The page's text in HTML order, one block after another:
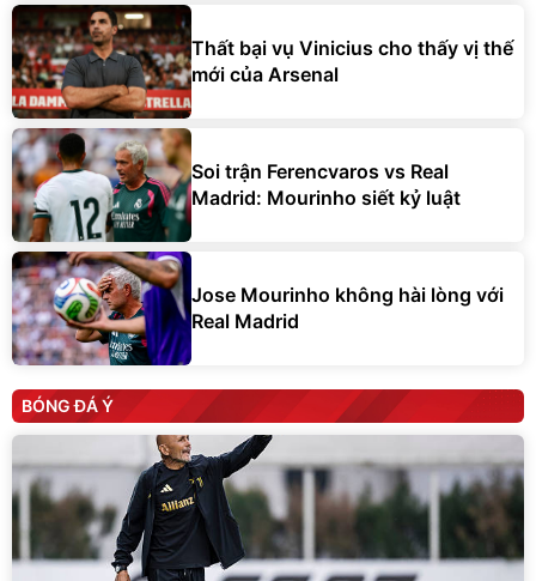
Thất bại vụ Vinicius cho thấy vị thế
mới của Arsenal
Soi trận Ferencvaros vs Real
Madrid: Mourinho siết kỷ luật
Jose Mourinho không hài lòng với
Real Madrid
BÓNG ĐÁ Ý